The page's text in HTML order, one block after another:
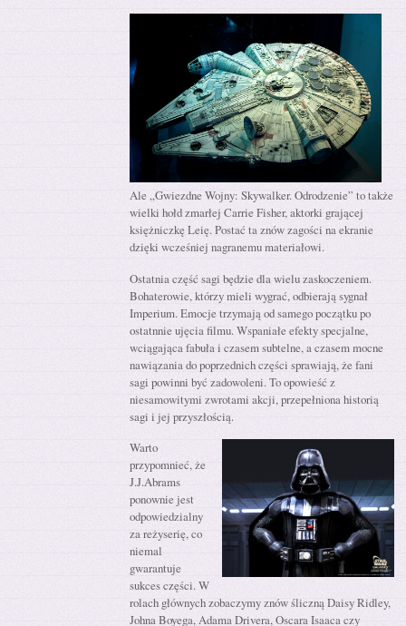
Ale „Gwiezdne Wojny: Skywalker. Odrodzenie” to także
wielki hołd zmarłej Carrie Fisher, aktorki grającej
księżniczkę Leię. Postać ta znów zagości na ekranie
dzięki wcześniej nagranemu materiałowi.
Ostatnia część sagi będzie dla wielu zaskoczeniem.
Bohaterowie, którzy mieli wygrać, odbierają sygnał
Imperium. Emocje trzymają od samego początku po
ostatnnie ujęcia filmu. Wspaniałe efekty specjalne,
wciągająca fabuła i czasem subtelne, a czasem mocne
nawiązania do poprzednich części sprawiają, że fani
sagi powinni być zadowoleni. To opowieść z
niesamowitymi zwrotami akcji, przepełniona historią
sagi i jej przyszłością.
Warto
przypomnieć, że
J.J.Abrams
ponownie jest
odpowiedzialny
za reżyserię, co
niemal
gwarantuje
sukces części. W
rolach głównych zobaczymy znów śliczną Daisy Ridley,
Johna Boyega, Adama Drivera, Oscara Isaaca czy